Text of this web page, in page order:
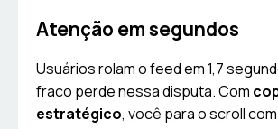
Atenção em segundos
Usuários rolam o feed em 1,7
fraco perde nessa disputa. Com
estratégico, você para o scroll